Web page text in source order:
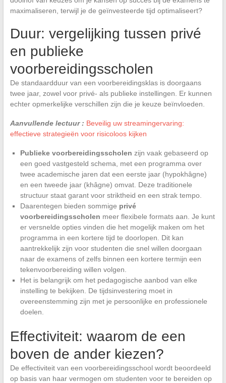
maximaliseren, terwijl je de geïnvesteerde tijd optimaliseert?
Duur: vergelijking tussen privé
en publieke
voorbereidingsscholen
De standaardduur van een voorbereidingsklas is doorgaans
twee jaar, zowel voor privé- als publieke instellingen. Er kunnen
echter opmerkelijke verschillen zijn die je keuze beïnvloeden.
Aanvullende lectuur : Beveilig uw streamingervaring:
effectieve strategieën voor risicoloos kijken
Publieke voorbereidingsscholen zijn vaak gebaseerd op
een goed vastgesteld schema, met een programma over
twee academische jaren dat een eerste jaar (hypokhâgne)
en een tweede jaar (khâgne) omvat. Deze traditionele
structuur staat garant voor striktheid en een strak tempo.
Daarentegen bieden sommige privé
voorbereidingsscholen meer flexibele formats aan. Je kunt
er versnelde opties vinden die het mogelijk maken om het
programma in een kortere tijd te doorlopen. Dit kan
aantrekkelijk zijn voor studenten die snel willen doorgaan
naar de examens of zelfs binnen een kortere termijn een
tekenvoorbereiding willen volgen.
Het is belangrijk om het pedagogische aanbod van elke
instelling te bekijken. De tijdsinvestering moet in
overeenstemming zijn met je persoonlijke en professionele
doelen.
Effectiviteit: waarom de een
boven de ander kiezen?
De effectiviteit van een voorbereidingsschool wordt beoordeeld
op basis van haar vermogen om studenten voor te bereiden op